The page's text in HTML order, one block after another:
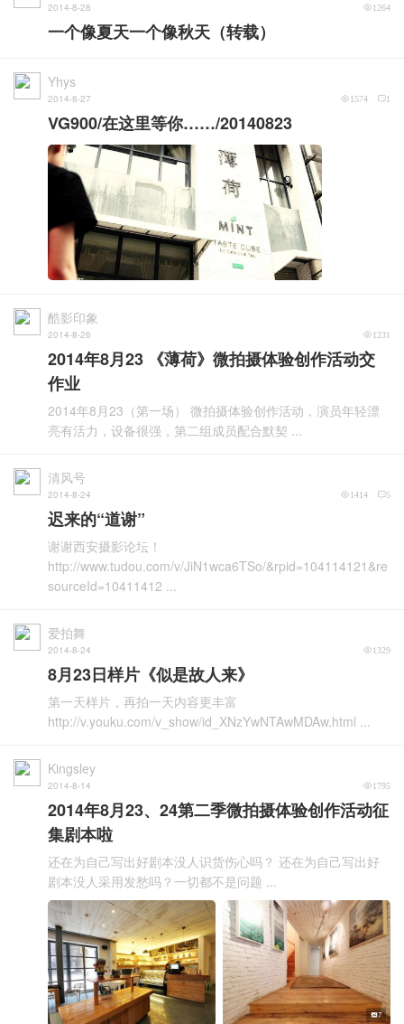
2014-8-28 1264
一个像夏天一个像秋天（转载）
Yhys
2014-8-27 1
1574
VG900/在这里等你……/20140823
酷影印象
2014-8-26 1231
2014年8月23 《薄荷》微拍摄体验创作活动交
作业
2014年8月23（第一场） 微拍摄体验创作活动，演员年轻漂
亮有活力，设备很强，第二组成员配合默契 ...
清风号
2014-8-24 5
1414
迟来的“道谢”
谢谢西安摄影论坛！
http://www.tudou.com/v/JiN1wca6TSo/&rpid=104114121&re
sourceId=10411412 ...
爱拍舞
2014-8-24 1329
8月23日样片《似是故人来》
第一天样片，再拍一天内容更丰富
http://v.youku.com/v_show/id_XNzYwNTAwMDAw.html ...
Kingsley
2014-8-14 1795
2014年8月23、24第二季微拍摄体验创作活动征
集剧本啦
还在为自己写出好剧本没人识货伤心吗？ 还在为自己写出好
剧本没人采用发愁吗？一切都不是问题 ...
7